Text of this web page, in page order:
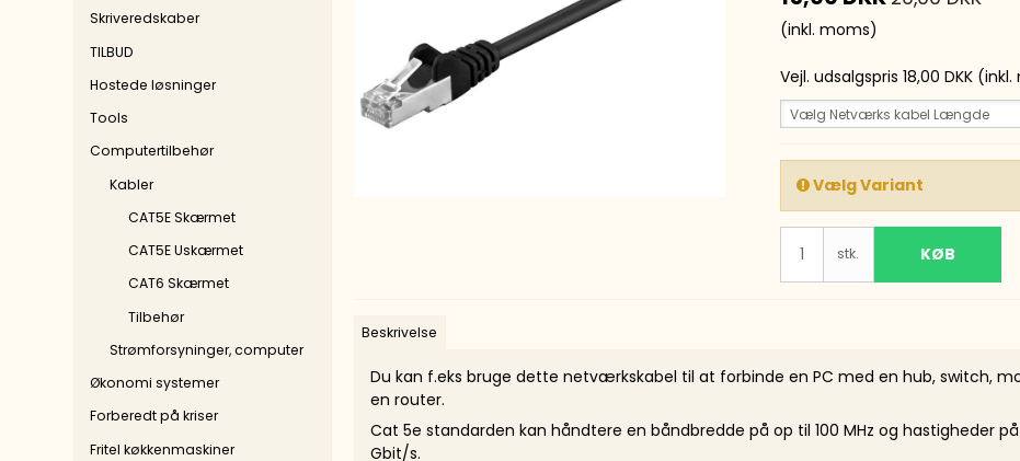
Kuglepenne
Paintmarkere
Chalkmarkere
Skriveredskaber
TILBUD
Hostede løsninger
Tools
Computertilbehør
Kabler
CAT5E Skærmet
CAT5E Uskærmet
CAT6 Skærmet
Tilbehør
Strømforsyninger, computer
Økonomi systemer
Forberedt på kriser
Fritel køkkenmaskiner
(inkl. moms)
Vejl. udsalgspris 18,00 DKK (inkl.
Vælg Netværks kabel Længde
Vælg Variant
stk. KØB
Beskrivelse
Du kan f.eks bruge dette netværkskabel til at forbinde en PC med en hub, switch,
en router.
Cat 5e standarden kan håndtere en båndbredde på op til 100 MHz og hastigheder på
Gbit/s.